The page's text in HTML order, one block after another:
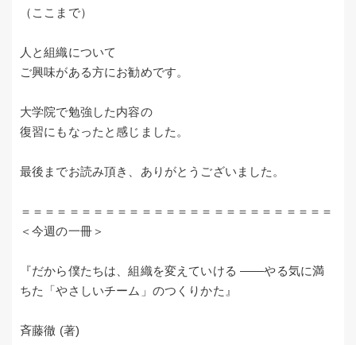
（ここまで）
人と組織について
ご興味がある方にお勧めです。
大学院で勉強した内容の
復習にもなったと感じました。
最後までお読み頂き、ありがとうございました。
＝＝＝＝＝＝＝＝＝＝＝＝＝＝＝＝＝＝＝＝＝＝＝＝＝＝
＜今週の一冊＞
『だから僕たちは、組織を変えていける ――やる気に満
ちた「やさしいチーム」のつくりかた』
斉藤徹 (著)